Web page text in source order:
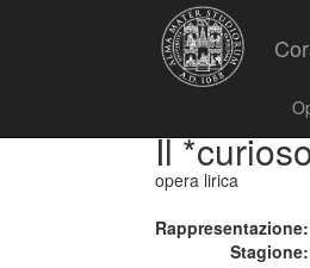
Il
opera lirica
Rappresentazione:
Stagione: